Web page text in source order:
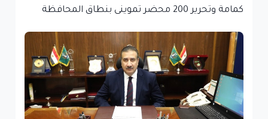
كمامة وتحرير 200 محضر تموينى بنطاق المحافظة